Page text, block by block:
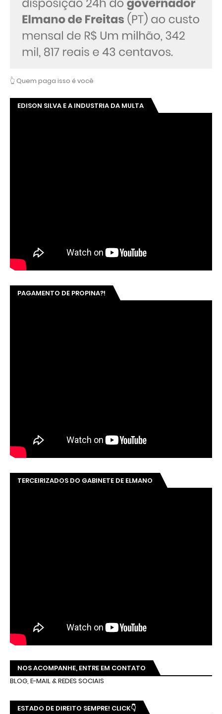
👆 Quem paga isso é você
EDISON SILVA E A INDUSTRIA DA MULTA
PAGAMENTO DE PROPINA?!
TERCEIRIZADOS DO GABINETE DE ELMANO
NOS ACOMPANHE, ENTRE EM CONTATO
BLOG, E-MAIL & REDES SOCIAIS
ESTADO DE DIREITO SEMPRE! CLICK👇